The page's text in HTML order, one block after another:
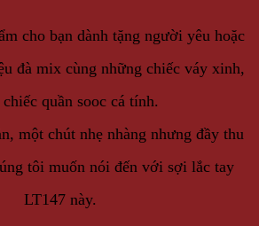
cho bạn dành tặng người yêu hoặc
đà mix cùng những chiếc váy xinh,
quần sooc cá tính.
một chút nhẹ nhàng nhưng đầy thu
tôi muốn nói đến với sợi lắc tay
LT147 này.